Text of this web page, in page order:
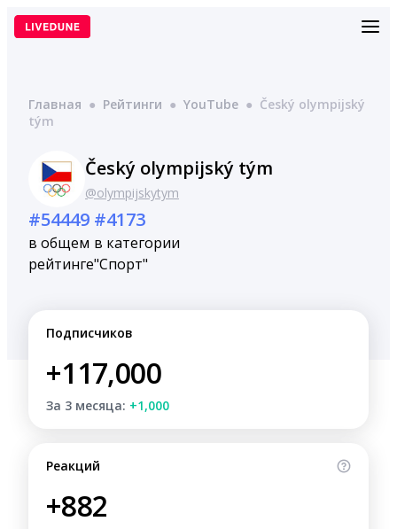
Перейти
Главная ● Рейтинги ● YouTube ● Český olympijský
tým
Český olympijský tým
@olympijskytym
#54449
в общем
рейтинге
#4173
в категории
"Спорт"
Подписчиков
+117,000
За 3 месяца: +1,000
Реакций
+882